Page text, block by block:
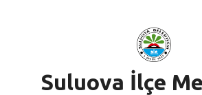
Suluova İlçe